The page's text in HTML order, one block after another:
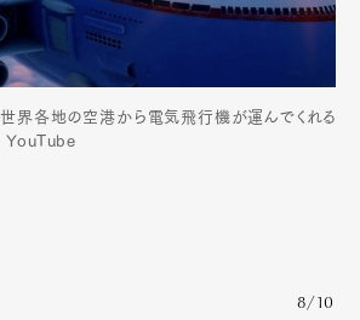
界各地の空港から電気飛行機が運んでくれる
YouTube
8/10